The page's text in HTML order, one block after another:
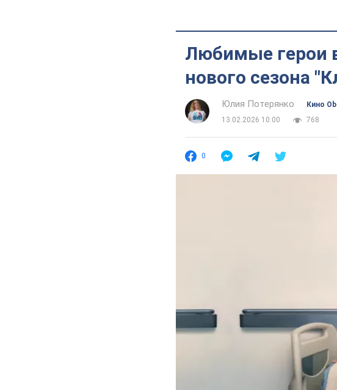
Любимые герои
нового сезона
Юлия Потерянко
Кино
13.02.2026 10:00
768
0